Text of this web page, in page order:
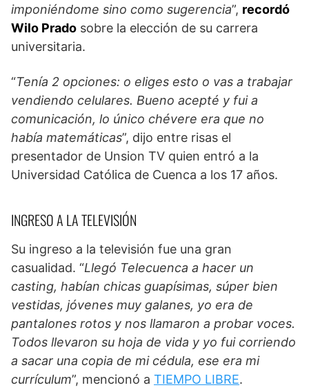
imponiéndome sino como sugerencia”, recordó
Wilo Prado sobre la elección de su carrera
universitaria.
“Tenía 2 opciones: o eliges esto o vas a trabajar
vendiendo celulares. Bueno acepté y fui a
comunicación, lo único chévere era que no
había matemáticas”, dijo entre risas el
presentador de Unsion TV quien entró a la
Universidad Católica de Cuenca a los 17 años.
INGRESO A LA TELEVISIÓN
Su ingreso a la televisión fue una gran
casualidad. “Llegó Telecuenca a hacer un
casting, habían chicas guapísimas, súper bien
vestidas, jóvenes muy galanes, yo era de
pantalones rotos y nos llamaron a probar voces.
Todos llevaron su hoja de vida y yo fui corriendo
a sacar una copia de mi cédula, ese era mi
currículum”, mencionó a TIEMPO LIBRE.